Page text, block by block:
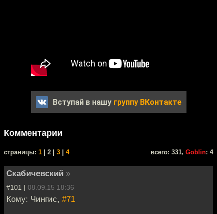
Вступай в нашу группу ВКонтакте
Комментарии
cтраницы: 1 | 2 | 3 4 всего: 331, Goblin: 4
Скабичевский »
#101 | 08.09.15 18:36
Кому: Чингиc, #71